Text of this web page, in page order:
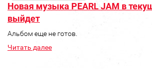
Новая музыка PEARL JAM в
выйдет
Альбом еще не готов.
Читать далее